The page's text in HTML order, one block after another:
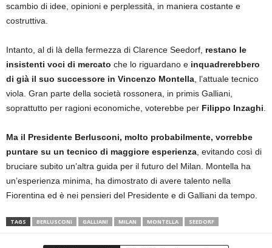
scambio di idee, opinioni e perplessità, in maniera costante e
costruttiva.
Intanto, al di là della fermezza di Clarence Seedorf, restano le
insistenti voci di mercato che lo riguardano e inquadrerebbero
di già il suo successore in Vincenzo Montella , l’attuale tecnico
viola. Gran parte della società rossonera, in primis Galliani,
soprattutto per ragioni economiche, voterebbe per Filippo Inzaghi
Ma il Presidente Berlusconi, molto probabilmente, vorrebbe
puntare su un tecnico di maggiore esperienza , evitando così di
bruciare subito un’altra guida per il futuro del Milan. Montella ha
un’esperienza minima, ha dimostrato di avere talento nella
Fiorentina ed è nei pensieri del Presidente e di Galliani da tempo.
TAGS BERLUSCONI GALLIANI MILAN MONTELLA SEEDORF